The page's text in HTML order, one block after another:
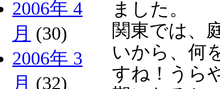
2006年 4
月 (30)
2006年 3
月 (32)
ました。
関東では、
いから、何
すね！うら